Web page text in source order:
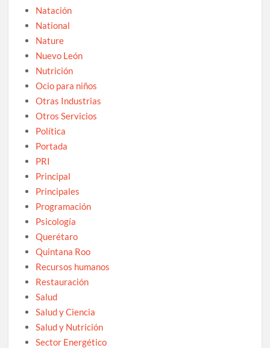
Natación
National
Nature
Nuevo León
Nutrición
Ocio para niños
Otras Industrias
Otros Servicios
Política
Portada
PRI
Principal
Principales
Programación
Psicología
Querétaro
Quintana Roo
Recursos humanos
Restauración
Salud
Salud y Ciencia
Salud y Nutrición
Sector Energético